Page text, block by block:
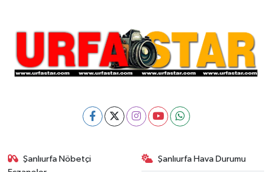
Şanlıurfa Nöbetçi
Şanlıurfa Hava Durumu